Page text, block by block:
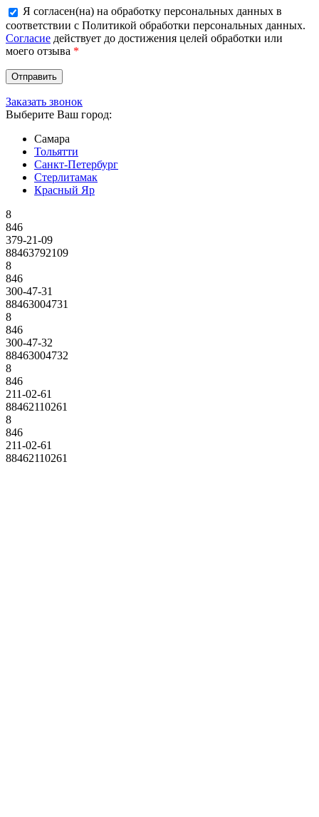
Я согласен(на) на обработку персональных данных в
соответствии с Политикой обработки персональных данных.
Согласие действует до достижения целей обработки или
моего отзыва *
Заказать звонок
Выберите Ваш город:
Самара
Тольятти
Санкт-Петербург
Стерлитамак
Красный Яр
8
846
379-21-09
88463792109
8
846
300-47-31
88463004731
8
846
300-47-32
88463004732
8
846
211-02-61
88462110261
8
846
211-02-61
88462110261